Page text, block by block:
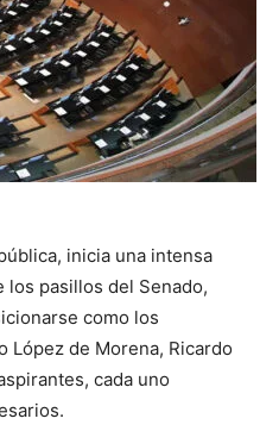
inicia una intensa
los pasillos del Senado,
como los
López de Morena, Ricardo
cada uno